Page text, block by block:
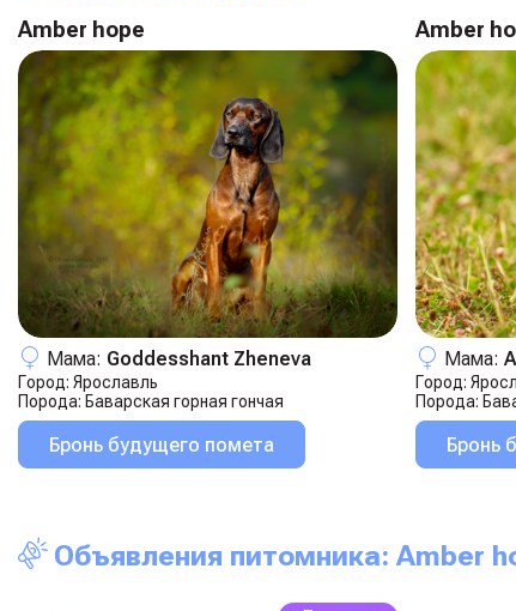
Amber hope
Мама: Goddesshant Zheneva
Город: Ярославль
Порода: Баварская горная гончая
Бронь будущего помета
Amber
Мама:
Город:
Порода:
Бронь
Объявления питомника: Amber